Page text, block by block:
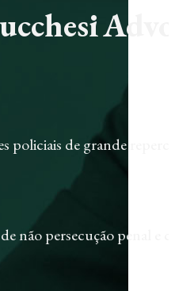
policiais de grande
não persecução penal e